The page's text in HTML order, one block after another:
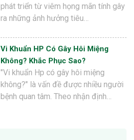
phát triển từ viêm họng mãn tính gây
ra những ảnh hưởng tiêu…
Vi Khuẩn HP Có Gây Hôi Miệng
Không? Khắc Phục Sao?
"Vi khuẩn Hp có gây hôi miệng
không?" là vấn đề được nhiều người
bệnh quan tâm. Theo nhận định…